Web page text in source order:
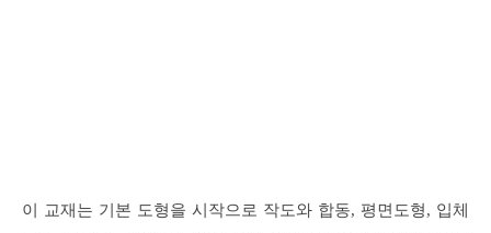
이 교재는 기본 도형을 시작으로 작도와 합동, 평면도형, 입체